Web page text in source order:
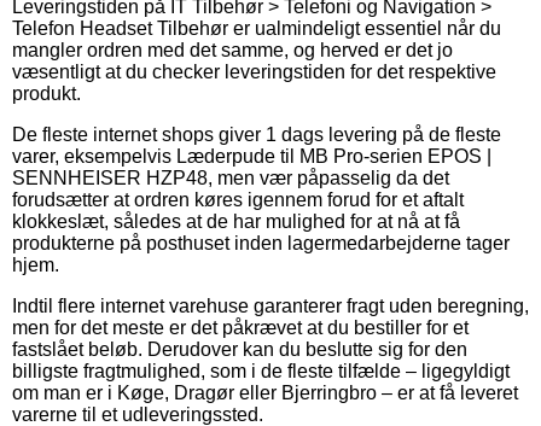
Leveringstiden på IT Tilbehør > Telefoni og Navigation >
Telefon Headset Tilbehør er ualmindeligt essentiel når du
mangler ordren med det samme, og herved er det jo
væsentligt at du checker leveringstiden for det respektive
produkt.
De fleste internet shops giver 1 dags levering på de fleste
varer, eksempelvis Læderpude til MB Pro-serien EPOS |
SENNHEISER HZP48, men vær påpasselig da det
forudsætter at ordren køres igennem forud for et aftalt
klokkeslæt, således at de har mulighed for at nå at få
produkterne på posthuset inden lagermedarbejderne tager
hjem.
Indtil flere internet varehuse garanterer fragt uden beregning,
men for det meste er det påkrævet at du bestiller for et
fastslået beløb. Derudover kan du beslutte sig for den
billigste fragtmulighed, som i de fleste tilfælde – ligegyldigt
om man er i Køge, Dragør eller Bjerringbro – er at få leveret
varerne til et udleveringssted.